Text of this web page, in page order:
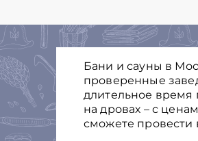
Бани и сауны в
проверенные
длительное время
на дровах – с
сможете